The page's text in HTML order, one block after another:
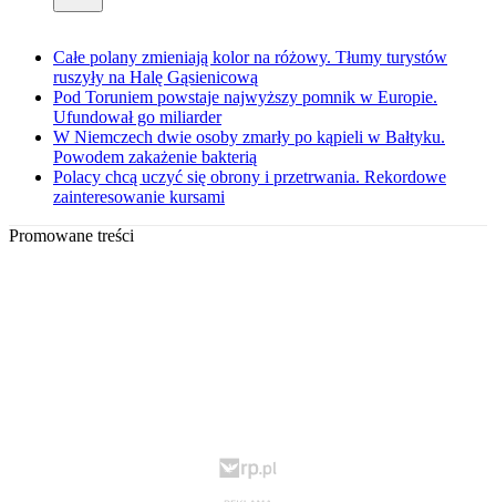
Całe polany zmieniają kolor na różowy. Tłumy turystów
ruszyły na Halę Gąsienicową
Pod Toruniem powstaje najwyższy pomnik w Europie.
Ufundował go miliarder
W Niemczech dwie osoby zmarły po kąpieli w Bałtyku.
Powodem zakażenie bakterią
Polacy chcą uczyć się obrony i przetrwania. Rekordowe
zainteresowanie kursami
Promowane treści